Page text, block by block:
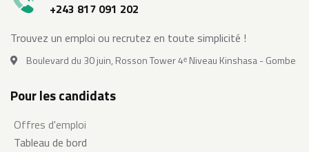
+243 817 091 202
Trouvez un emploi ou recrutez en toute simplicité !
Boulevard du 30 juin, Rosson Tower 4ᵉ Niveau Kinshasa - Gombe
Pour les candidats
Offres d'emploi
Tableau de bord